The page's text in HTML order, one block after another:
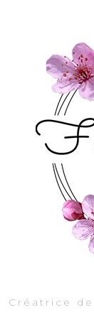
Créatrice